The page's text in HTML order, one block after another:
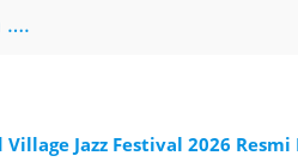
….
Jazz Festival 2026 Resmi